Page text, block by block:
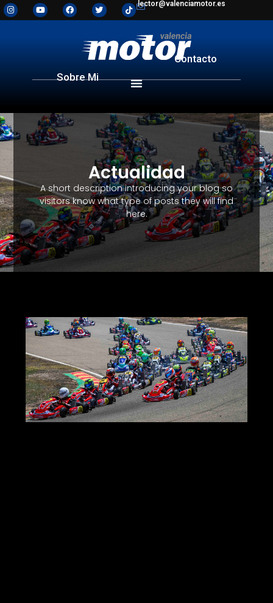
lector@valenciamotor.es
Sobre Mi
Contacto
Actualidad
A short description introducing your blog so
visitors know what type of posts they will find
here.